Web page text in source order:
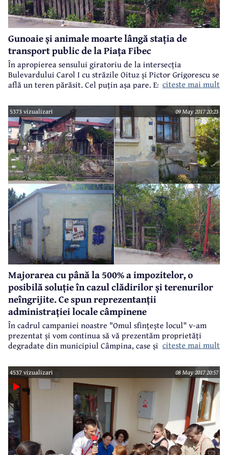
Gunoaie și animale moarte lângă stația de
transport public de la Piața Fibec
În apropierea sensului giratoriu de la intersecția
Bulevardului Carol I cu străzile Oituz și Pictor Grigorescu se
află un teren părăsit. Cel puțin așa pare. Este chiar în stația
gardul rupt e un dezastru.
citeste mai mult
5373 vizualizari 09 May 2017 20:23
Majorarea cu până la 500% a impozitelor, o
posibilă soluție în cazul clădirilor și terenurilor
neîngrijite. Ce spun reprezentanții
administrației locale câmpinene
În cadrul campaniei noastre "Omul sfințește locul" v-am
prezentat și vom continua să vă prezentăm proprietăți
degradate din municipiul Câmpina, case și terenuri
focare de infecție în zonele respective. Cum poate fi
rezolvată această problemă, mai ales că sunt zeci de
proprietăți într-o astfel de situație? O posibilă soluție ar fi
majorarea impozitului pentru proprietarii care nu-și
îngrijesc clădirile și terenurile.
citeste mai mult
4537 vizualizari 08 May 2017 20:57